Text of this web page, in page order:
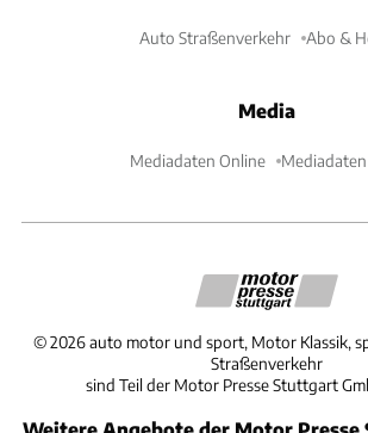
Auto Straßenverkehr Abo &
Media
Mediadaten Online
©2026 auto motor und sport, Motor Klassik,
Straßenverkehr
sind Teil der Motor Presse Stuttgart
Weitere Angebote der Motor Presse